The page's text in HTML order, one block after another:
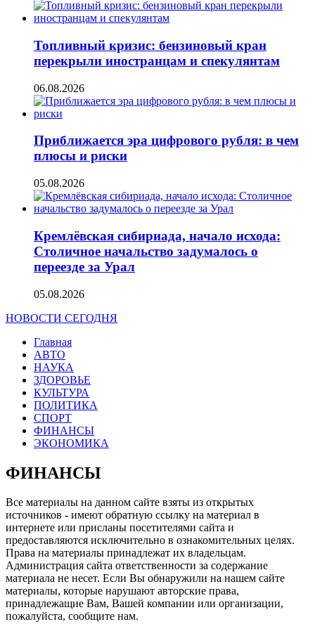
Топливный кризис: бензиновый кран
перекрыли иностранцам и спекулянтам
06.08.2026
Приближается эра цифрового рубля: в чем
плюсы и риски
05.08.2026
Кремлёвская сибириада, начало исхода:
Столичное начальство задумалось о
переезде за Урал
05.08.2026
НОВОСТИ СЕГОДНЯ
Главная
АВТО
НАУКА
ЗДОРОВЬЕ
КУЛЬТУРА
ПОЛИТИКА
СПОРТ
ФИНАНСЫ
ЭКОНОМИКА
ФИНАНСЫ
Все материалы на данном сайте взяты из открытых
источников - имеют обратную ссылку на материал в
интернете или присланы посетителями сайта и
предоставляются исключительно в ознакомительных целях.
Права на материалы принадлежат их владельцам.
Администрация сайта ответственности за содержание
материала не несет. Если Вы обнаружили на нашем сайте
материалы, которые нарушают авторские права,
принадлежащие Вам, Вашей компании или организации,
пожалуйста, сообщите нам.